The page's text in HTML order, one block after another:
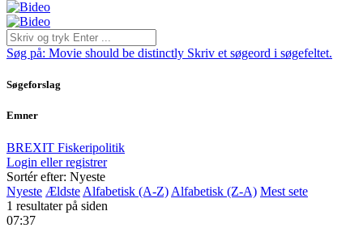
Søg på: Movie should be distinctly Skriv et søgeord i søgefeltet.
Søgeforslag
Emner
BREXIT Fiskeripolitik
Login eller registrer
Sortér efter: Nyeste
Nyeste Ældste Alfabetisk (A-Z) Alfabetisk (Z-A) Mest sete
1 resultater på siden
07:37